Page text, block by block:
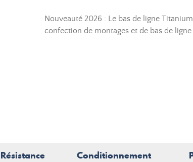
Nouveauté 2026 : Le bas de ligne
confection de montages et de bas de
Résistance Conditionnement